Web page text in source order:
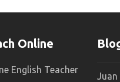
Online
English Teacher
Juan